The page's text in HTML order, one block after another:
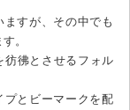
すが、その中でも
。
彷彿とさせるフォル
プとビーマークを配